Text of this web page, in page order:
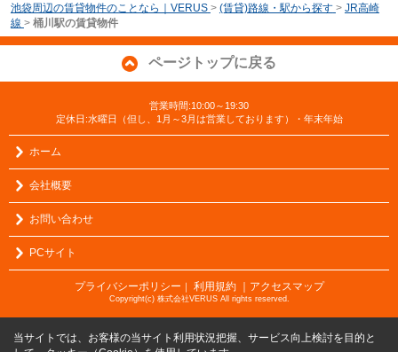
池袋周辺の賃貸物件のことなら｜VERUS > (賃貸)路線・駅から探す > JR高崎
線 > 桶川駅の賃貸物件
ページトップに戻る
営業時間:10:00～19:30
定休日:水曜日（但し、1月～3月は営業しております）・年末年始
ホーム
会社概要
お問い合わせ
PCサイト
プライバシーポリシー ｜ 利用規約 ｜アクセスマップ
Copyright(c) 株式会社VERUS All rights reserved.
当サイトでは、お客様の当サイト利用状況把握、サービス向上検討を目的と